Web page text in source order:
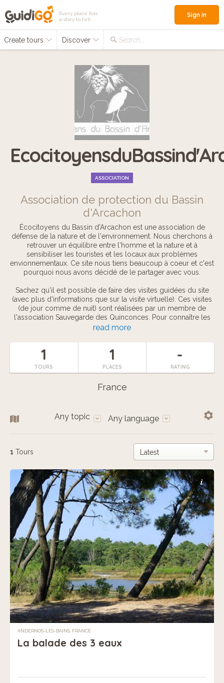
Every place has
a story to tell
Create tours Discover Search...
Sign in
ASSOCIATION
Association de protection du Bassin
d'Arcachon
Écocitoyens du Bassin d'Arcachon est une association de
défense de la nature et de l'environnement. Nous cherchons à
retrouver un équilibre entre l'homme et la nature et à
sensibiliser les touristes et les locaux aux problèmes
envionnementaux. Ce site nous tiens beaucoup à coeur et c'est
pourquoi nous avons décidé de le partager avec vous.
Sachez qu'il est possible de faire des visites guidées du site
(avec plus d'informations que sur la visite virtuelle). Ces visites
(de jour comme de nuit) sont réalisées par un membre de
l'association Sauvegarde des Quinconces. Pour connaître les
dates des visites guidées et pour vous inscrire, merci de vous
Bains (Tél: 0563820295).
read more
1
TOURS
1
PLACES
-
RATING
France
Any topic Any language
1 Tours
i
ANDERNOS-LES-BAINS, FRANCE
La balade des 3 eaux